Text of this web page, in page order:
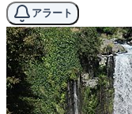
アラート